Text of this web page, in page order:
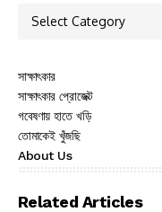
সাক্ষাৎকার
সাক্ষাৎকার প্রোজেক্ট
গবেষণায় হাতে খড়ি
তোমাকেই খুঁজছি
About Us
Related Articles